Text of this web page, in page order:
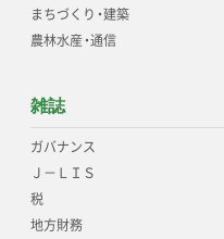
まちづくり・建築
農林水産・通信
雑誌
ガバナンス
Ｊ－ＬＩＳ
税
地方財務